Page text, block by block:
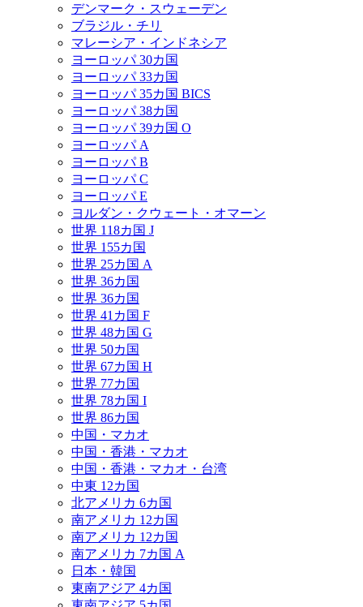
デンマーク・スウェーデン
ブラジル・チリ
マレーシア・インドネシア
ヨーロッパ 30カ国
ヨーロッパ 33カ国
ヨーロッパ 35カ国 BICS
ヨーロッパ 38カ国
ヨーロッパ 39カ国 O
ヨーロッパ A
ヨーロッパ B
ヨーロッパ C
ヨーロッパ E
ヨルダン・クウェート・オマーン
世界 118カ国 J
世界 155カ国
世界 25カ国 A
世界 36カ国
世界 36カ国
世界 41カ国 F
世界 48カ国 G
世界 50カ国
世界 67カ国 H
世界 77カ国
世界 78カ国 I
世界 86カ国
中国・マカオ
中国・香港・マカオ
中国・香港・マカオ・台湾
中東 12カ国
北アメリカ 6カ国
南アメリカ 12カ国
南アメリカ 12カ国
南アメリカ 7カ国 A
日本・韓国
東南アジア 4カ国